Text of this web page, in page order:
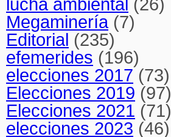
Megaminería(7)
Editorial (235)
efemerides (196)
elecciones 2017 (73)
Elecciones 2019 (97)
Elecciones 2021 (71)
elecciones 2023 (46)